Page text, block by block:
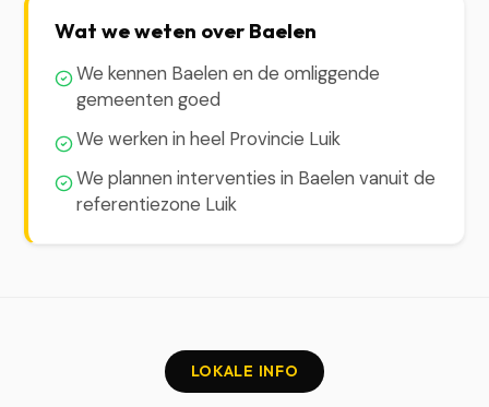
Wat we weten over Baelen
We kennen Baelen en de omliggende
gemeenten goed
We werken in heel Provincie Luik
We plannen interventies in Baelen vanuit de
referentiezone Luik
LOKALE INFO